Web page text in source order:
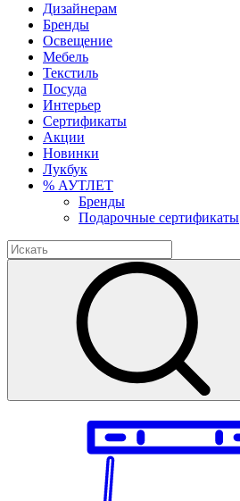
Дизайнерам
Бренды
Освещение
Мебель
Текстиль
Посуда
Интерьер
Сертификаты
Акции
Новинки
Лукбук
% АУТЛЕТ
Бренды
Подарочные сертификаты